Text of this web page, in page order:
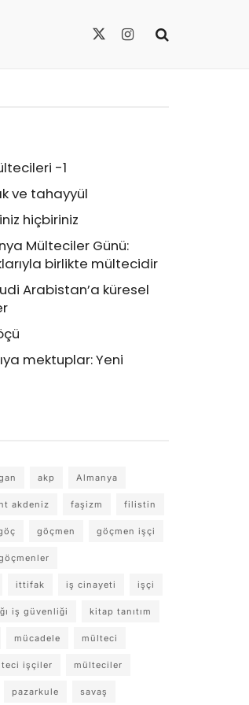
-1
ve tahayyül
hiçbiriniz
Mülteciler Günü:
birlikte mültecidir
Arabistan’a küresel
mektuplar: Yeni
akp Almanya
akdeniz faşizm filistin
göçmen göçmen işçi
ittifak iş cinayeti işçi
iş güvenliği kitap tanıtım
mücadele mülteci
işçiler mülteciler
pazarkule savaş